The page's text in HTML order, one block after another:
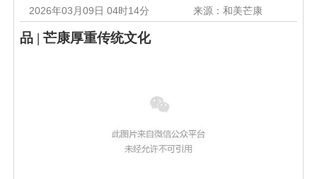
2026年03月09日 04时14分 来源：和美芒康
品 | 芒康厚重传统文化